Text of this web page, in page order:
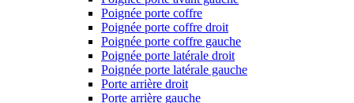
Poignée porte coffre
Poignée porte coffre droit
Poignée porte coffre gauche
Poignée porte latérale droit
Poignée porte latérale gauche
Porte arrière droit
Porte arrière gauche